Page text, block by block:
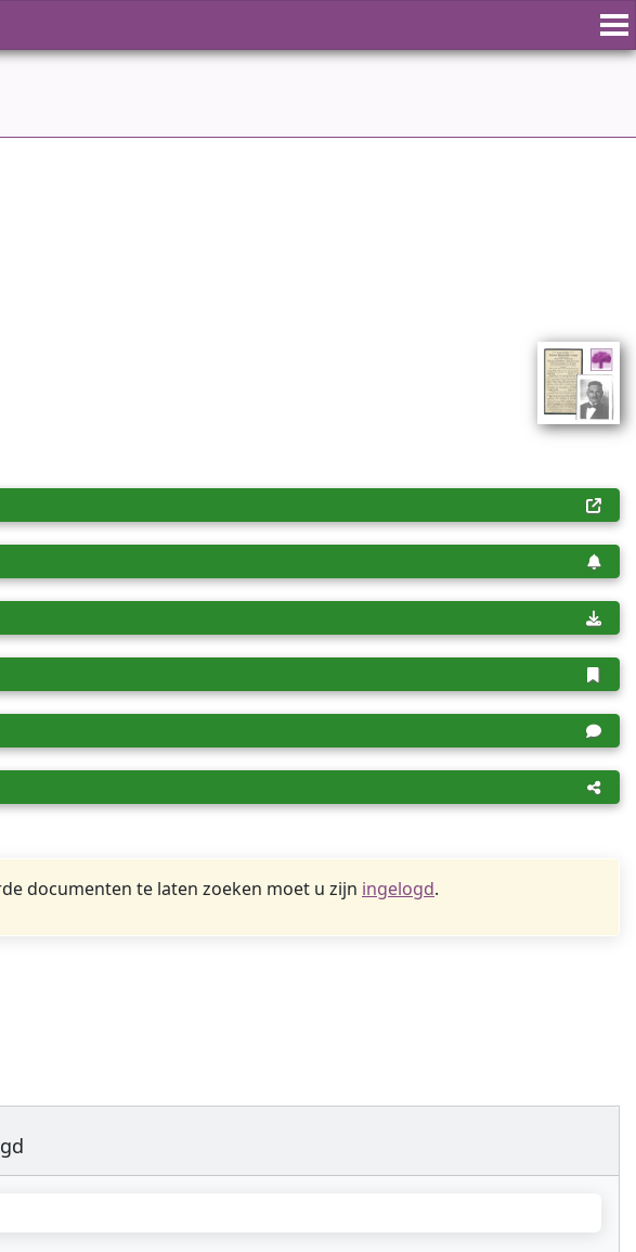
documenten te laten zoeken moet u zijn ingelogd.